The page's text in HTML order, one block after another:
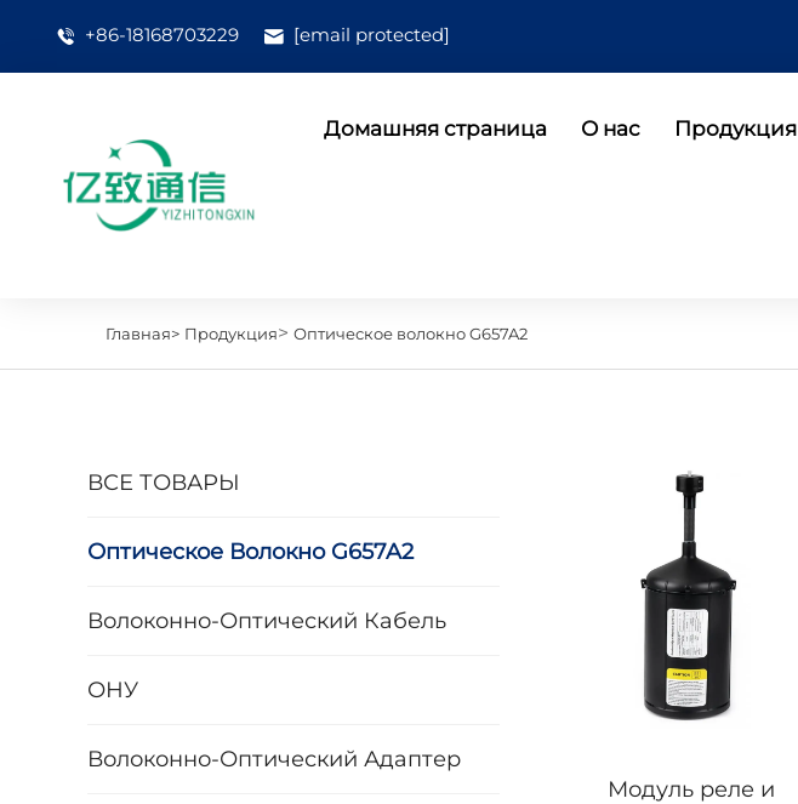
+86-18168703229 [email protected]
Домашняя страница О нас Продукция
Главная> Продукция> Оптическое волокно G657A2
ВСЕ ТОВАРЫ
Оптическое Волокно G657A2
Волоконно-Оптический Кабель
ОНУ
Волоконно-Оптический Адаптер
Модуль реле и